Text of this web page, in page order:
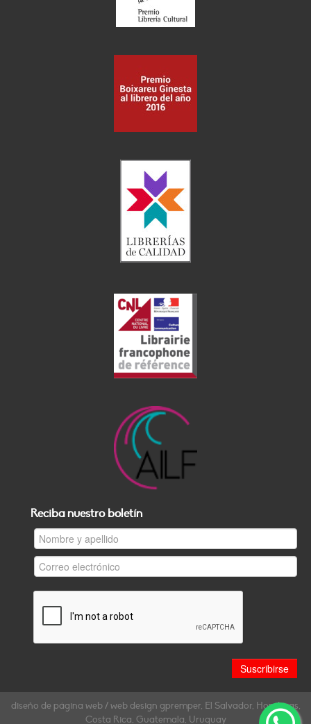
Reciba nuestro boletín
diseño de página web / web design gpremper, El Salvador, Honduras,
Costa Rica, Guatemala, Uruguay